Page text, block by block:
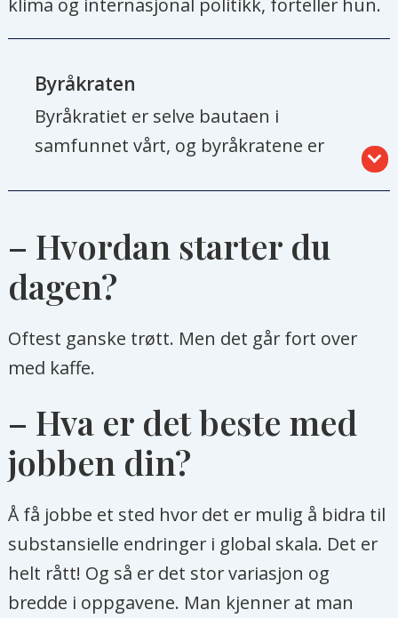
klima og internasjonal politikk, forteller hun.
Byråkraten
Byråkratiet er selve bautaen i
samfunnet vårt, og byråkratene er
disse byråkratene som sitter på
kontorer og i åpne landskap i
departementer og direktorater over
egentlig med? I denne spalten får du
møte noen av dem
– Hvordan starter du
dagen?
Oftest ganske trøtt. Men det går fort over
med kaffe.
– Hva er det beste med
jobben din?
Å få jobbe et sted hvor det er mulig å bidra til
substansielle endringer i global skala. Det er
helt rått! Og så er det stor variasjon og
bredde i oppgavene. Man kjenner at man